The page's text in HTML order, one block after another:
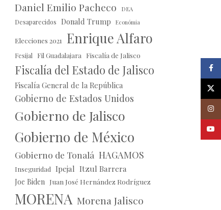
05
OCT
Daniel Emilio Pacheco DEA
Desaparecidos Donald Trump Económia
Elecciones 2021 Enrique Alfaro
Fesijal Fil Guadalajara Fiscalía de Jalisco
Fiscalía del Estado de Jalisco
Fiscalía General de la República
Gobierno de Estados Unidos
Gobierno de Jalisco
Gobierno de México
Gobierno de Tonalá HAGAMOS
Inseguridad Ipejal Itzul Barrera
Joe Biden Juan José Hernández Rodríguez
MORENA Morena Jalisco